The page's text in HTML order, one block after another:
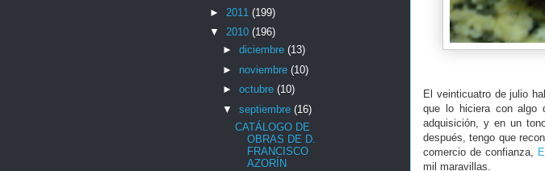
El veinticuatro de julio
que lo hiciera con algo
adquisición, y en un
después, tengo que
comercio de confianza,
mil maravillas.
► 2011 (199)
▼ 2010 (196)
► diciembre (13)
► noviembre (10)
► octubre (10)
▼ septiembre (16)
CATÁLOGO DE
OBRAS DE D.
FRANCISCO
AZORÍN